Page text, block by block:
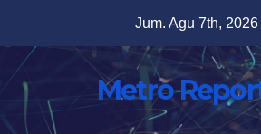
content
Jum. Agu 7th, 2026
Metro